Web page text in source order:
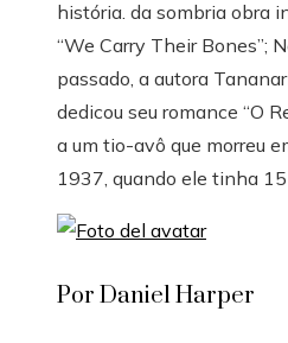
história. da sombria obra
“We Carry Their Bones”;
passado, a autora
dedicou seu romance “O
a um tio-avô que morreu
1937, quando ele tinha
Por Daniel Harper